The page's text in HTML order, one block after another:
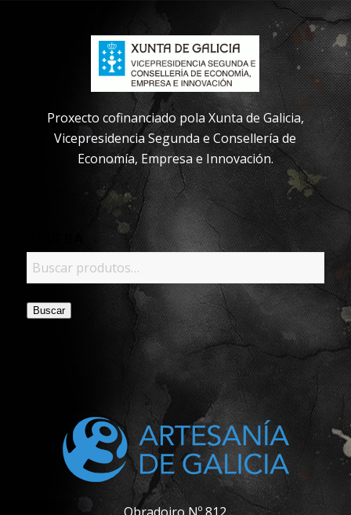
Proxecto cofinanciado pola Xunta de Galicia,
Vicepresidencia Segunda e Consellería de
Economía, Empresa e Innovación.
Buscar